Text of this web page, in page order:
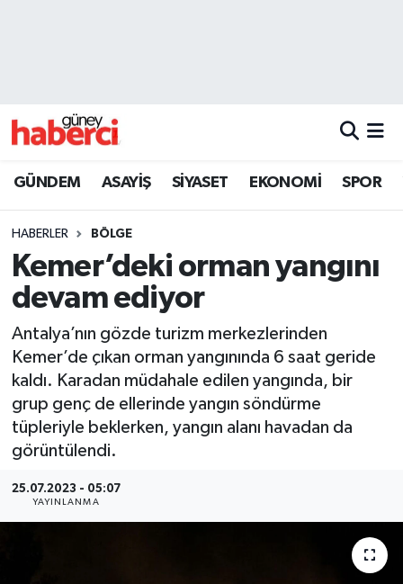
GÜNDEM ASAYİŞ SİYASET EKONOMİ SPOR
HABERLER BÖLGE
Kemer’deki orman yangını
devam ediyor
Antalya’nın gözde turizm merkezlerinden
Kemer’de çıkan orman yangınında 6 saat geride
kaldı. Karadan müdahale edilen yangında, bir
grup genç de ellerinde yangın söndürme
tüpleriyle beklerken, yangın alanı havadan da
görüntülendi.
25.07.2023 - 05:07
YAYINLANMA
Beyoğlu Trafik Yoğunluk Haritası
Son Dakika Haberleri
Haber Arşivi